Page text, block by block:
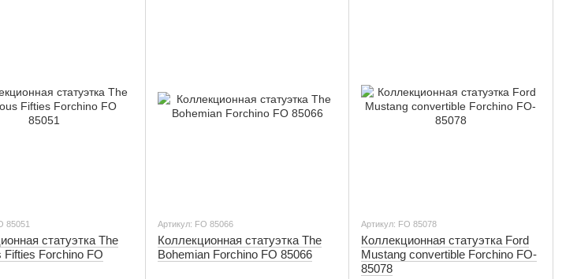
85051
статуэтка The
Fifties Forchino FO
Артикул: FO 85066
Коллекционная статуэтка The
Bohemian Forchino FO 85066
Артикул: FO 85078
Коллекционная статуэтка Ford
Mustang convertible Forchino FO-
85078